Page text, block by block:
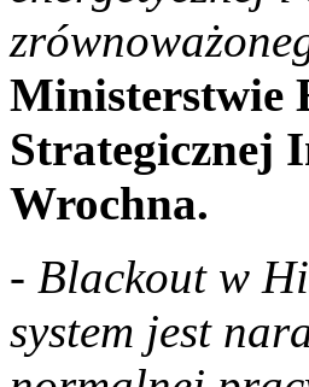
Ministerstwie
Strategicznej
Wrochna.
- Blackout w
system jest